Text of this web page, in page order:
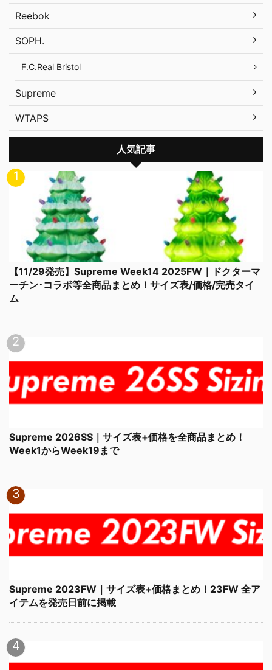
Reebok
SOPH.
F.C.Real Bristol
Supreme
WTAPS
人気記事
【11/29発売】Supreme Week14 2025FW｜ドクターマ
ーチン･コラボ等全商品まとめ！サイズ表/価格/完売タイ
ム
Supreme 2026SS｜サイズ表+価格を全商品まとめ！
Week1からWeek19まで
Supreme 2023FW｜サイズ表+価格まとめ！23FW 全ア
イテムを発売日前に掲載